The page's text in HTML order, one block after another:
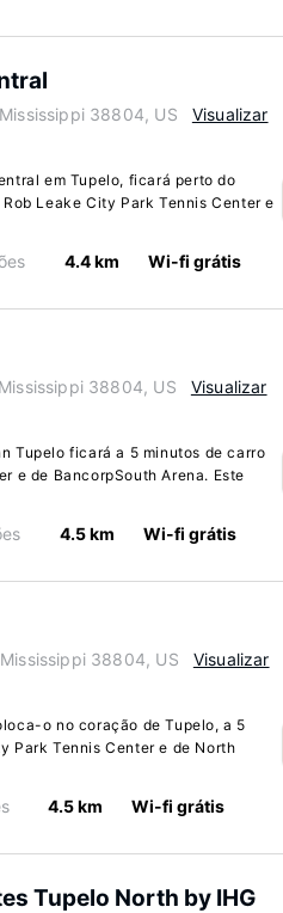
38804, US
Visualizar
em Tupelo, ficará perto do
Leake City Park Tennis Center e
4.4 km Wi-fi grátis
38804, US
Visualizar
Tupelo ficará a 5 minutos de carro
e de BancorpSouth Arena. Este
4.5 km Wi-fi grátis
38804, US
Visualizar
o no coração de Tupelo, a 5
Park Tennis Center e de North
4.5 km Wi-fi grátis
Tupelo North by IHG